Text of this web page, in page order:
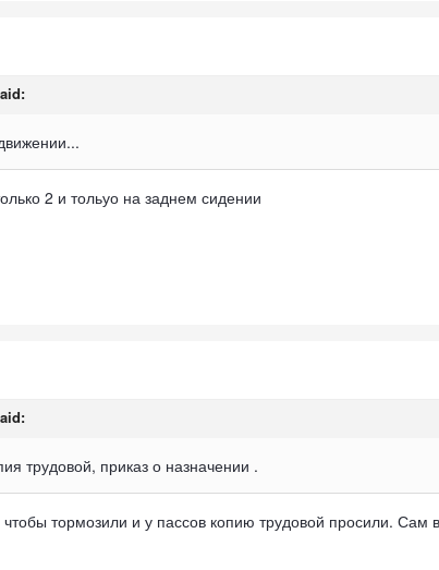
2 и тольуо на заднем сидении
трудовой, приказ о назначении .
тормозили и у пассов копию трудовой просили. Сам